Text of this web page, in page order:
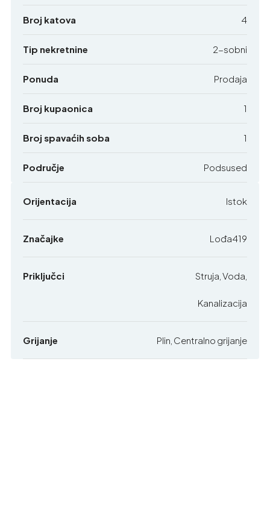
Broj katova 4
Tip nekretnine 2-sobni
Ponuda Prodaja
Broj kupaonica 1
Broj spavaćih soba 1
Područje Podsused
Orijentacija Istok
Značajke Lođa419
Priključci Struja, Voda,
Kanalizacija
Grijanje Plin, Centralno grijanje